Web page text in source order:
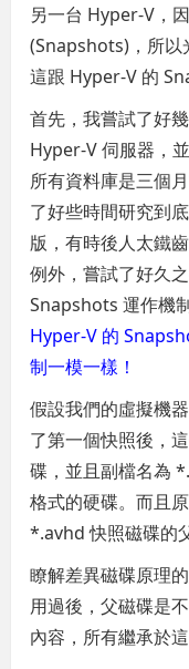
另一台 Hyper-V，
(Snapshots)，所以
這跟 Hyper-V 的
首先，我嘗試了好
Hyper-V 伺服器，
所有資料庫是三個
了好些時間研究到
版，有時後人太鐵
例外，嘗試了好久
Snapshots 運作機
Hyper-V 的
制一模一樣！
假設我們的虛擬機
了第一個快照後，
碟，並且副檔名為
格式的硬碟。而且
*.avhd 快照磁碟的
瞭解差異磁碟原理
用過後，父磁碟是
內容，所有繼承於